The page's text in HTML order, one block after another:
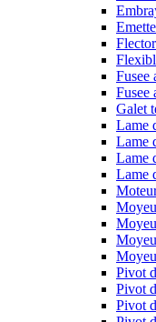
Fusee
Fusee
Galet
Lame
Lame
Lame
Lame
Pivot
Pivot
Pivot